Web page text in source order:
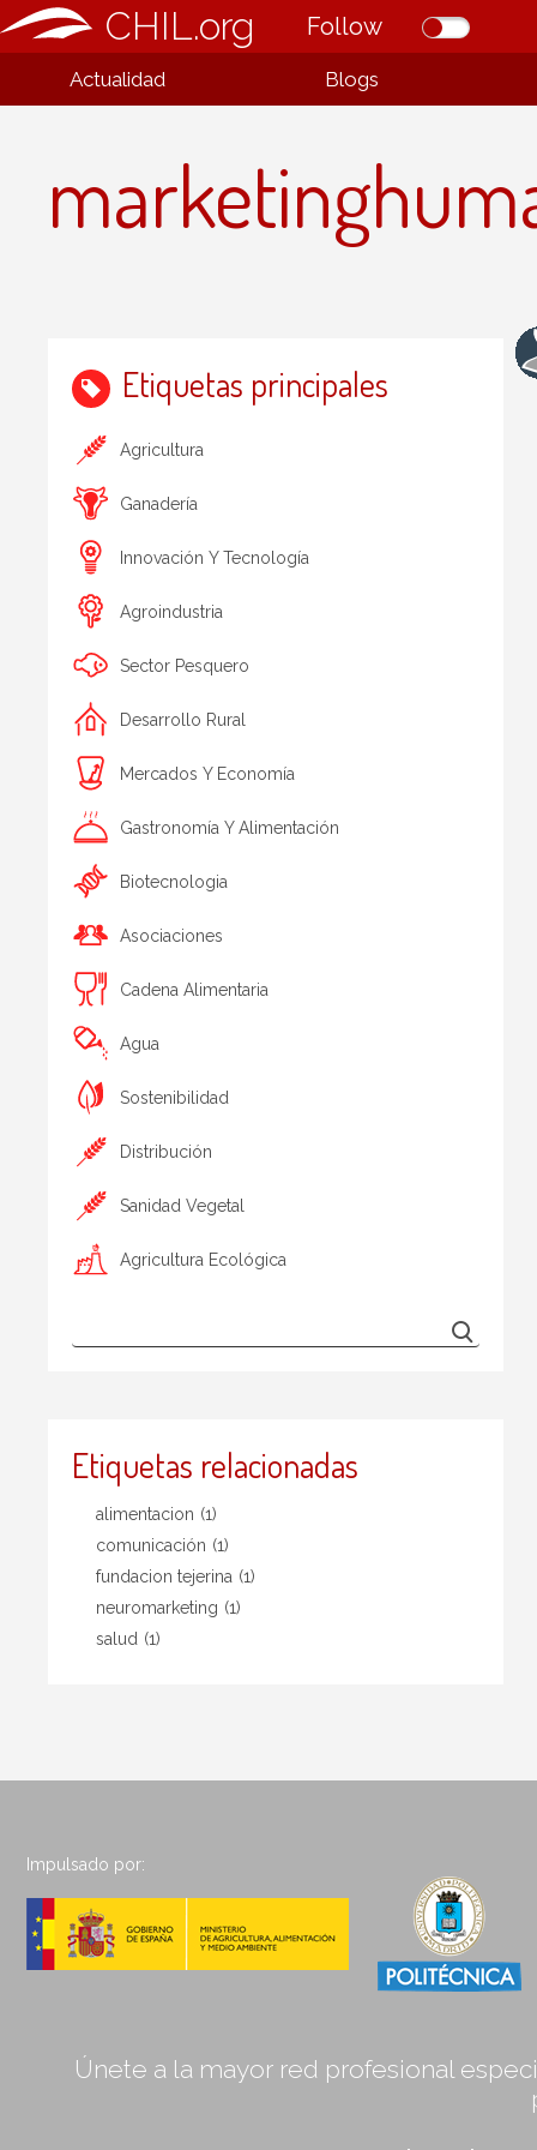
CHIL.org Follow
Actualidad Blogs
Etiquetas principales
Agricultura
Ganadería
Innovación Y Tecnología
Agroindustria
Sector Pesquero
Desarrollo Rural
Mercados Y Economía
Gastronomía Y Alimentación
Biotecnologia
Asociaciones
Cadena Alimentaria
Agua
Sostenibilidad
Distribución
Sanidad Vegetal
Agricultura Ecológica
Etiquetas relacionadas
alimentacion (1)
comunicación (1)
fundacion tejerina (1)
neuromarketing (1)
salud (1)
Impulsado por:
Únete a la mayor red profesional